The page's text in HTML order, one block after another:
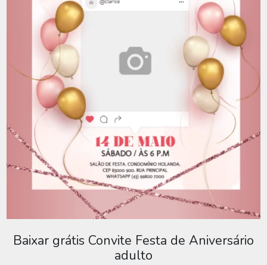
Baixar grátis Convite Festa de Aniversário
adulto